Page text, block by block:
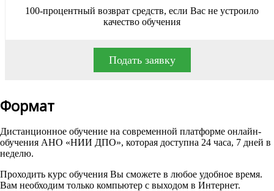
100-процентный возврат средств, если Вас не устроило
качество обучения
Подать заявку
Формат
Дистанционное обучение на современной платформе онлайн-
обучения АНО «НИИ ДПО», которая доступна 24 часа, 7 дней в
неделю.
Проходить курс обучения Вы сможете в любое удобное время.
Вам необходим только компьютер с выходом в Интернет.